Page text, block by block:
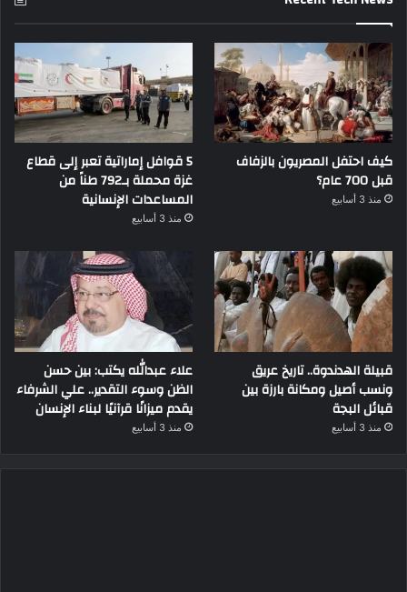
كيف احتفل المصريون بالزفاف
قبل 700 عام؟
منذ 3 أسابيع
5 قوافل إماراتية تعبر إلى قطاع
غزة محملة بـ792 طناً من
المساعدات الإنسانية
منذ 3 أسابيع
قبيلة الهدندوة.. تاريخ عريق
ونسب أصيل ومكانة بارزة بين
قبائل البجة
منذ 3 أسابيع
علاء عبدالله يكتب: بين حسن
الظن وسوء التقدير.. علي الشرفاء
يقدم ميزانًا قرآنيًا لبناء الإنسان
منذ 3 أسابيع